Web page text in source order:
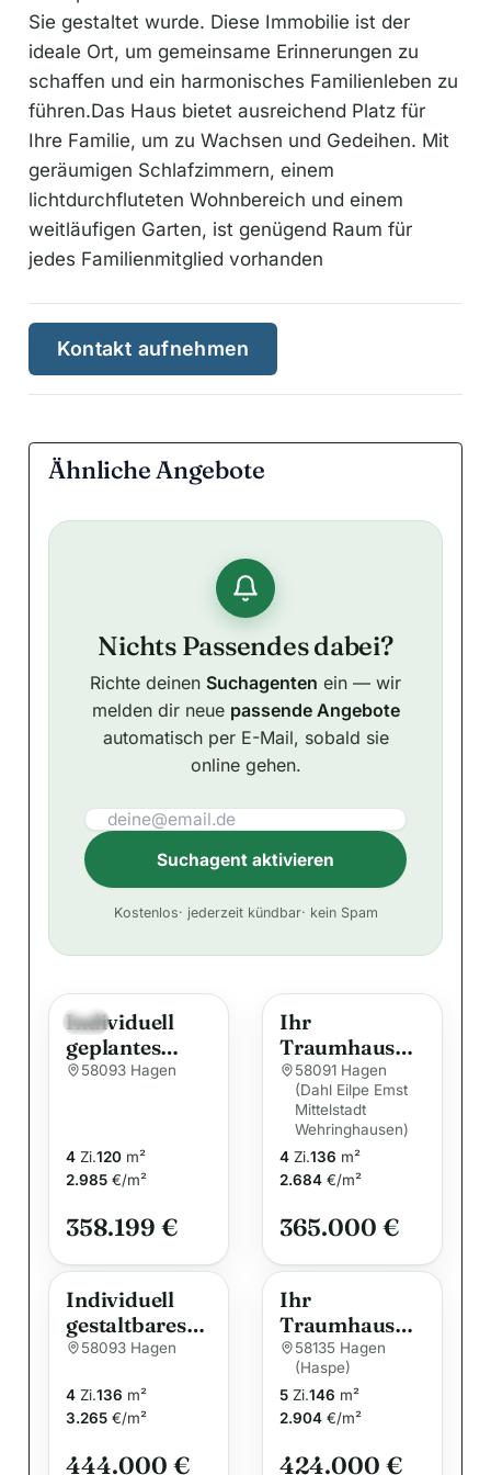
Sie gestaltet wurde. Diese Immobilie ist der
ideale Ort, um gemeinsame Erinnerungen zu
schaffen und ein harmonisches Familienleben zu
führen.Das Haus bietet ausreichend Platz für
Ihre Familie, um zu Wachsen und Gedeihen. Mit
geräumigen Schlafzimmern, einem
lichtdurchfluteten Wohnbereich und einem
weitläufigen Garten, ist genügend Raum für
jedes Familienmitglied vorhanden
Kontakt aufnehmen
Ähnliche Angebote
Nichts Passendes dabei?
Richte deinen Suchagenten ein — wir
melden dir neue passende Angebote
automatisch per E-Mail, sobald sie
online gehen.
Suchagent aktivieren
t
Kostenlos· jederzeit kündbar· kein Spam
Neu
Individuell
geplantes
Niedrigenergi
Flexibles
Wohnen mit
Komfort und
t
58093 Hagen
4 Zi.120 m²
2.985 €/m²
358.199 €
Ihr
Traumhaus
von allkauf –
Individuell
geplant,
nachhaltig
gebaut
58091 Hagen
(Dahl Eilpe Emst
Mittelstadt
Wehringhausen)
4 Zi.136 m²
2.684 €/m²
365.000 €
Individuell
gestaltbares
Familienhaus
Wohnen mit
allkauf
Energieeffizie
58093 Hagen
4 Zi.136 m²
3.265 €/m²
444.000 €
Ihr
Traumhaus
für die ganze
Familie –
Individuell
geplant und
energieeffizie
58135 Hagen
(Haspe)
5 Zi.146 m²
2.904 €/m²
424.000 €